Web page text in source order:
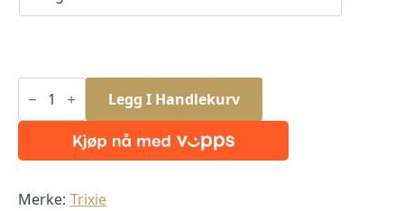
Reim
Til
45-
70cm/25mm
M/Karabinkrok
Legg I Handlekurv
Merke: Trixie